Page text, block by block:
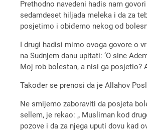
Prethodno navedeni hadis nam
sedamdeset hiljada meleka i da za
posjetimo i obiđemo nekog od
I drugi hadisi mimo ovoga govore o
na Sudnjem danu upitati: ‘O sine
Moj rob bolestan, a nisi ga posjetio?
Također se prenosi da je Allahov
Ne smijemo zaboraviti da posjeta
sellem, je rekao: „ Musliman kod
pozove i da za njega uputi dovu kad